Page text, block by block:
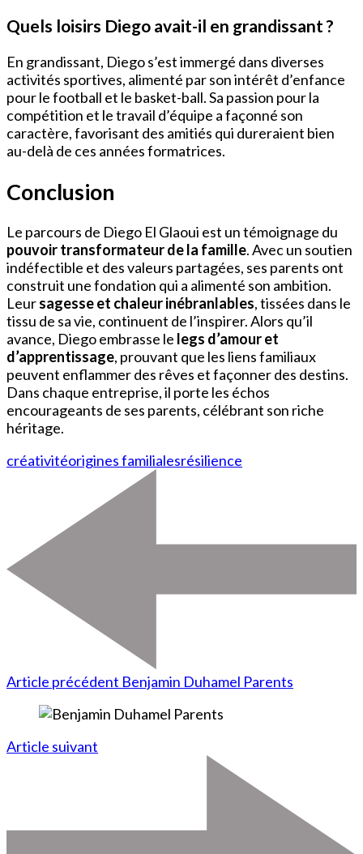
Quels loisirs Diego avait-il en grandissant ?
En grandissant, Diego s’est immergé dans diverses
activités sportives, alimenté par son intérêt d’enfance
pour le football et le basket-ball. Sa passion pour la
compétition et le travail d’équipe a façonné son
caractère, favorisant des amitiés qui dureraient bien
au-delà de ces années formatrices.
Conclusion
Le parcours de Diego El Glaoui est un témoignage du
pouvoir transformateur de la famille. Avec un soutien
indéfectible et des valeurs partagées, ses parents ont
construit une fondation qui a alimenté son ambition.
Leursagesse et chaleur inébranlables, tissées dans le
tissu de sa vie, continuent de l’inspirer. Alors qu’il
avance, Diego embrasse le legs d’amour et
d’apprentissage, prouvant que les liens familiaux
peuvent enflammer des rêves et façonner des destins.
Dans chaque entreprise, il porte les échos
encourageants de ses parents, célébrant son riche
héritage.
créativitéorigines familialesrésilience
Article précédent Benjamin Duhamel Parents
Article suivant